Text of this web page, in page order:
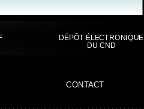
DÉPÔT ÉLECTRONIQUE
DU CND
CONTACT